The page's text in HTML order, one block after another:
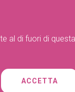
al di fuori di
ACCETTA